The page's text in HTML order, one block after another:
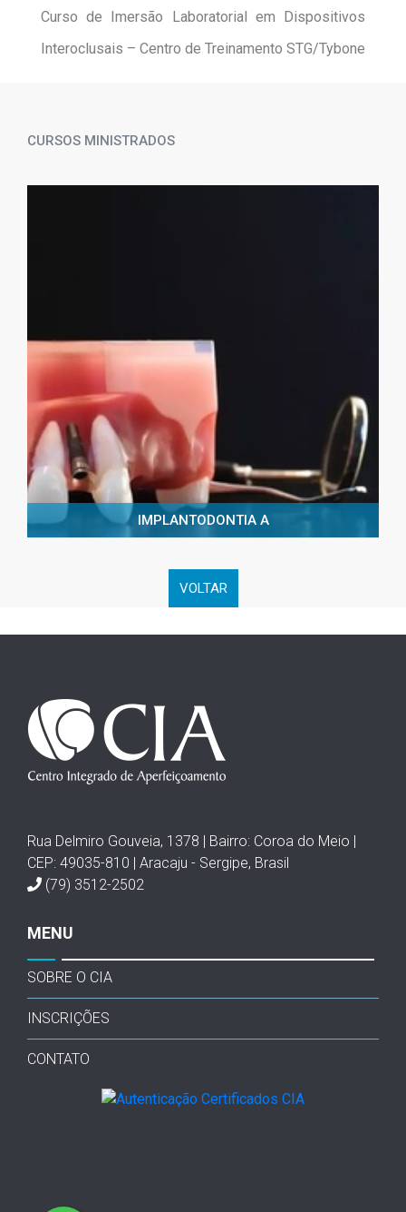
Curso de Imersão Laboratorial em Dispositivos
Interoclusais – Centro de Treinamento STG/Tybone
CURSOS MINISTRADOS
IMPLANTODONTIA A
VOLTAR
Rua Delmiro Gouveia, 1378 | Bairro: Coroa do Meio |
CEP: 49035-810 | Aracaju - Sergipe, Brasil
(79) 3512-2502
MENU
SOBRE O CIA
INSCRIÇÕES
CONTATO